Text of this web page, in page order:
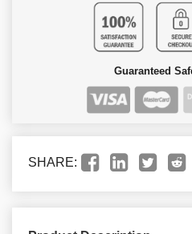
Guaranteed
SHARE: